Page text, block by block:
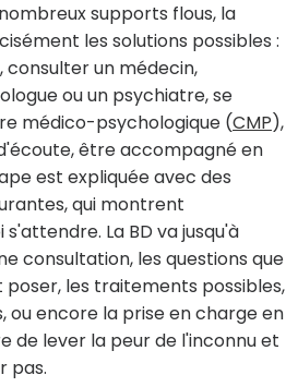
supports flous, la
les solutions possibles :
consulter un médecin,
ou un psychiatre, se
médico-psychologique (CMP),
être accompagné en
est expliquée avec des
qui montrent
La BD va jusqu'à
consultation, les questions que
les traitements possibles,
ou encore la prise en charge en
de lever la peur de l'inconnu et
pas.